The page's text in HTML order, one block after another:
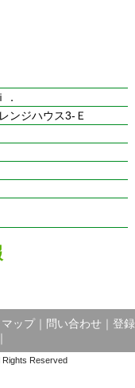
ンジハウス3-Ｅ
ップ｜ 問い合わせ
登録
Rights Reserved